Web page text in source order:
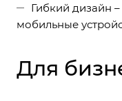
Гибкий дизайн
мобильные
Для